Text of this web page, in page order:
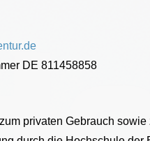
DE 811458858
privaten Gebrauch